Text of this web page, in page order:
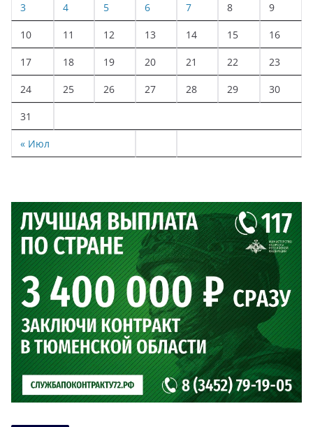
« Июл
3 4 5 6 7 8 9
10 11 12 13 14 15 16
17 18 19 20 21 22 23
24 25 26 27 28 29 30
31